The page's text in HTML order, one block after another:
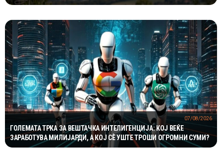
ГОЛЕМАТА ТРКА ЗА ВЕШТАЧКА ИНТЕЛИГЕНЦИЈА: КОЈ ВЕЌЕ
ЗАРАБОТУВА МИЛИЈАРДИ, А КОЈ СÈ УШТЕ ТРОШИ ОГРОМНИ СУМИ?
07/08/2026